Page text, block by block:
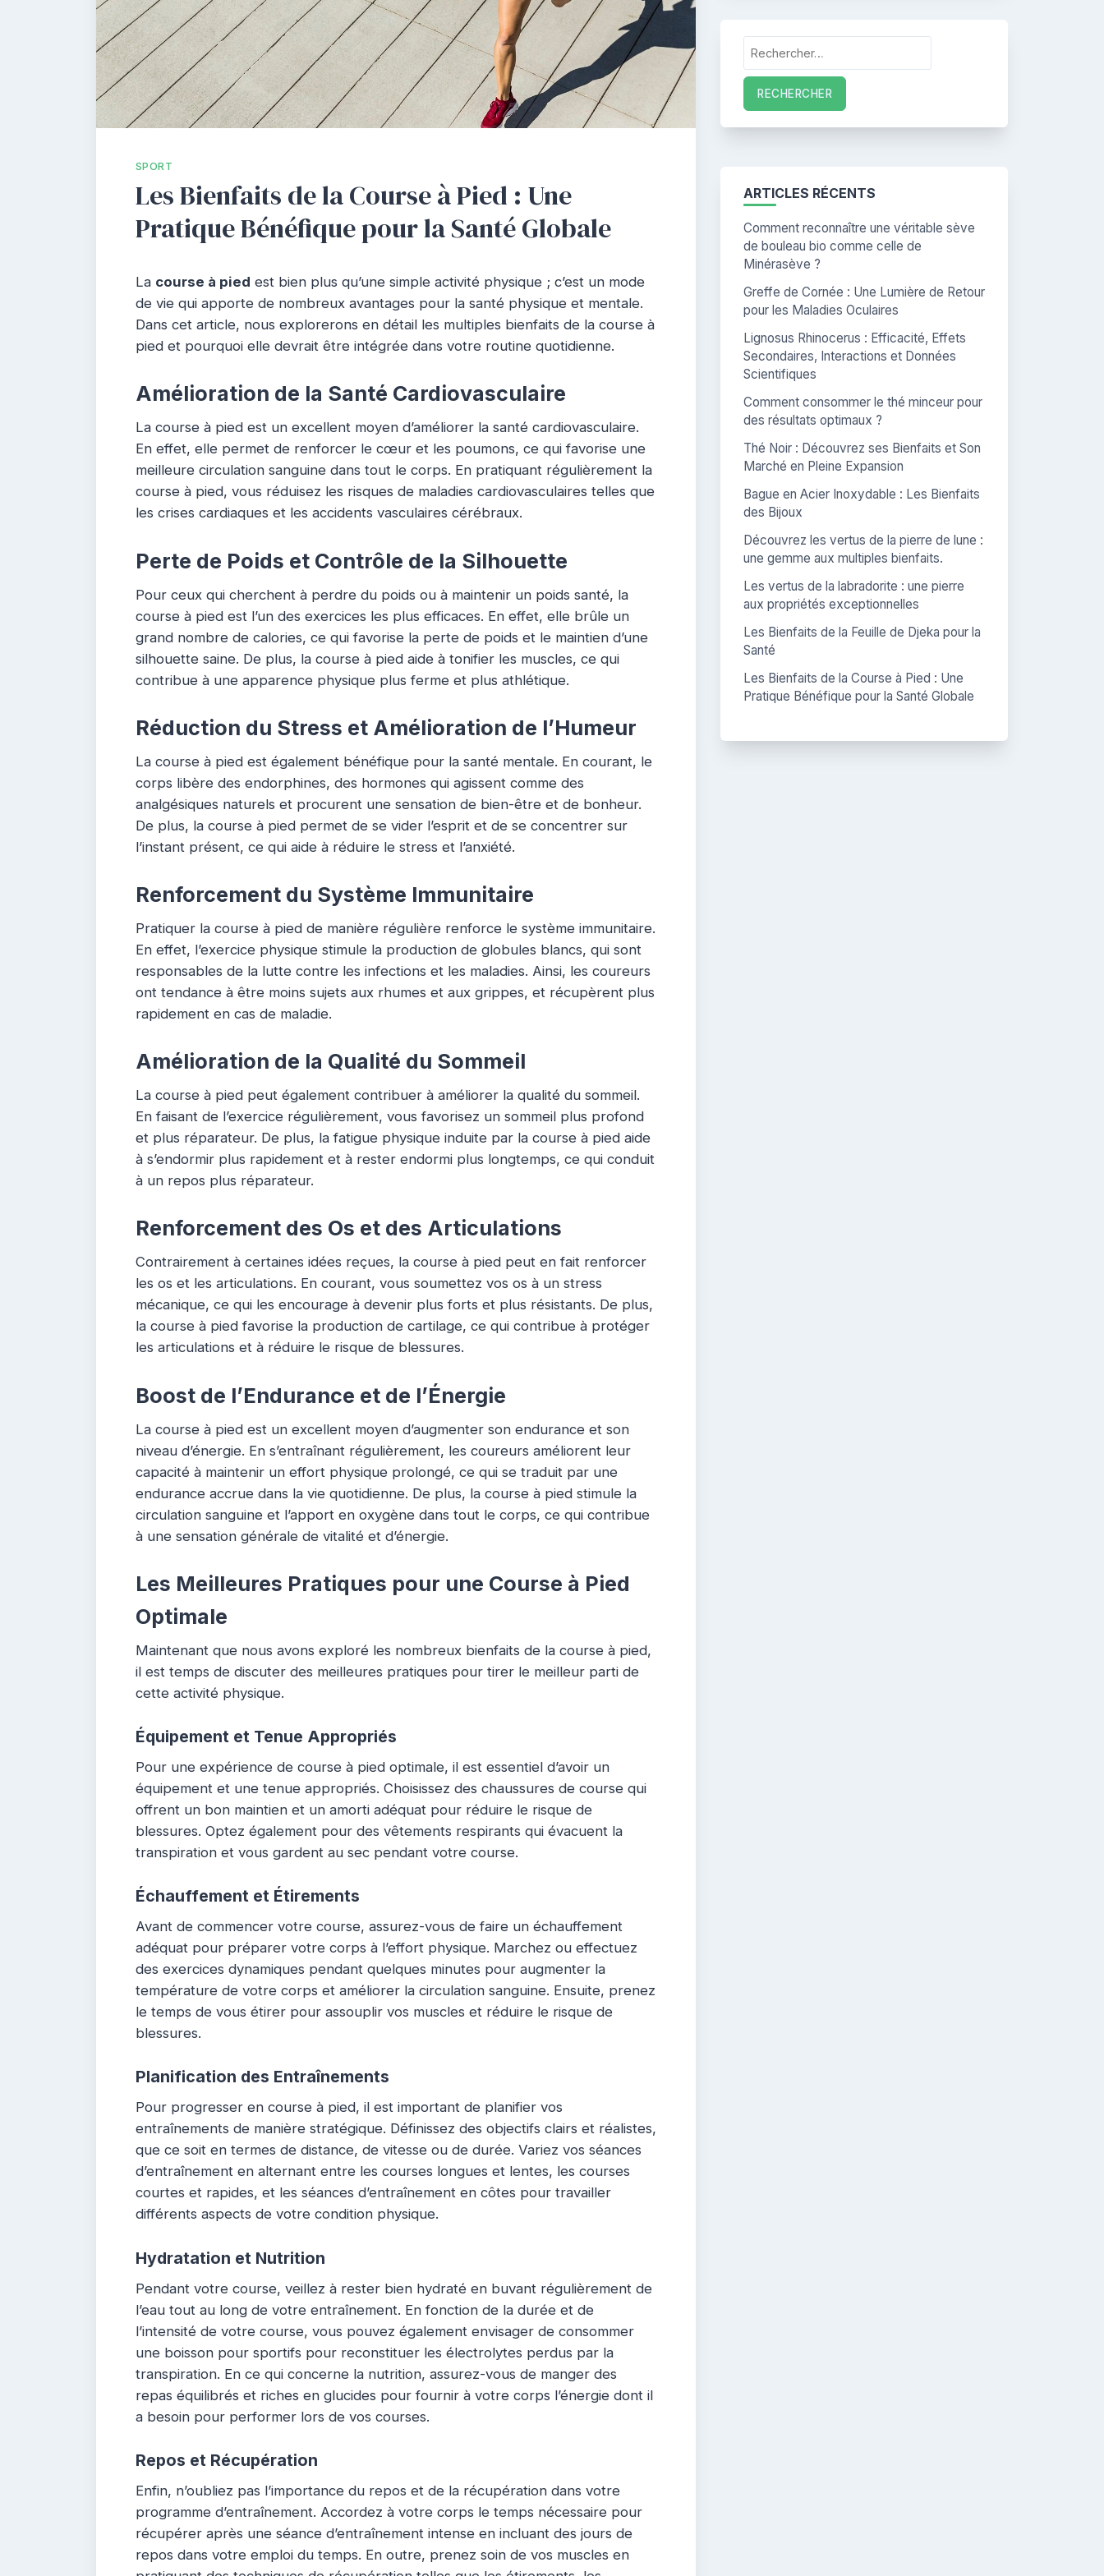
SPORT
Les Bienfaits de la Course à Pied : Une
Pratique Bénéfique pour la Santé Globale
La course à pied est bien plus qu’une simple activité physique ; c’est un mode
de vie qui apporte de nombreux avantages pour la santé physique et mentale.
Dans cet article, nous explorerons en détail les multiples bienfaits de la course à
pied et pourquoi elle devrait être intégrée dans votre routine quotidienne.
Amélioration de la Santé Cardiovasculaire
La course à pied est un excellent moyen d’améliorer la santé cardiovasculaire.
En effet, elle permet de renforcer le cœur et les poumons, ce qui favorise une
meilleure circulation sanguine dans tout le corps. En pratiquant régulièrement la
course à pied, vous réduisez les risques de maladies cardiovasculaires telles que
les crises cardiaques et les accidents vasculaires cérébraux.
Perte de Poids et Contrôle de la Silhouette
Pour ceux qui cherchent à perdre du poids ou à maintenir un poids santé, la
course à pied est l’un des exercices les plus efficaces. En effet, elle brûle un
grand nombre de calories, ce qui favorise la perte de poids et le maintien d’une
silhouette saine. De plus, la course à pied aide à tonifier les muscles, ce qui
contribue à une apparence physique plus ferme et plus athlétique.
Réduction du Stress et Amélioration de l’Humeur
La course à pied est également bénéfique pour la santé mentale. En courant, le
corps libère des endorphines, des hormones qui agissent comme des
analgésiques naturels et procurent une sensation de bien-être et de bonheur.
De plus, la course à pied permet de se vider l’esprit et de se concentrer sur
l’instant présent, ce qui aide à réduire le stress et l’anxiété.
Renforcement du Système Immunitaire
Pratiquer la course à pied de manière régulière renforce le système immunitaire.
En effet, l’exercice physique stimule la production de globules blancs, qui sont
responsables de la lutte contre les infections et les maladies. Ainsi, les coureurs
ont tendance à être moins sujets aux rhumes et aux grippes, et récupèrent plus
rapidement en cas de maladie.
Amélioration de la Qualité du Sommeil
La course à pied peut également contribuer à améliorer la qualité du sommeil.
En faisant de l’exercice régulièrement, vous favorisez un sommeil plus profond
et plus réparateur. De plus, la fatigue physique induite par la course à pied aide
à s’endormir plus rapidement et à rester endormi plus longtemps, ce qui conduit
à un repos plus réparateur.
Renforcement des Os et des Articulations
Contrairement à certaines idées reçues, la course à pied peut en fait renforcer
les os et les articulations. En courant, vous soumettez vos os à un stress
mécanique, ce qui les encourage à devenir plus forts et plus résistants. De plus,
la course à pied favorise la production de cartilage, ce qui contribue à protéger
les articulations et à réduire le risque de blessures.
Boost de l’Endurance et de l’Énergie
La course à pied est un excellent moyen d’augmenter son endurance et son
niveau d’énergie. En s’entraînant régulièrement, les coureurs améliorent leur
capacité à maintenir un effort physique prolongé, ce qui se traduit par une
endurance accrue dans la vie quotidienne. De plus, la course à pied stimule la
circulation sanguine et l’apport en oxygène dans tout le corps, ce qui contribue
à une sensation générale de vitalité et d’énergie.
Les Meilleures Pratiques pour une Course à Pied
Optimale
Maintenant que nous avons exploré les nombreux bienfaits de la course à pied,
il est temps de discuter des meilleures pratiques pour tirer le meilleur parti de
cette activité physique.
Équipement et Tenue Appropriés
Pour une expérience de course à pied optimale, il est essentiel d’avoir un
équipement et une tenue appropriés. Choisissez des chaussures de course qui
offrent un bon maintien et un amorti adéquat pour réduire le risque de
blessures. Optez également pour des vêtements respirants qui évacuent la
transpiration et vous gardent au sec pendant votre course.
Échauffement et Étirements
Avant de commencer votre course, assurez-vous de faire un échauffement
adéquat pour préparer votre corps à l’effort physique. Marchez ou effectuez
des exercices dynamiques pendant quelques minutes pour augmenter la
température de votre corps et améliorer la circulation sanguine. Ensuite, prenez
le temps de vous étirer pour assouplir vos muscles et réduire le risque de
blessures.
Planification des Entraînements
Pour progresser en course à pied, il est important de planifier vos
entraînements de manière stratégique. Définissez des objectifs clairs et réalistes,
que ce soit en termes de distance, de vitesse ou de durée. Variez vos séances
d’entraînement en alternant entre les courses longues et lentes, les courses
courtes et rapides, et les séances d’entraînement en côtes pour travailler
différents aspects de votre condition physique.
Hydratation et Nutrition
Pendant votre course, veillez à rester bien hydraté en buvant régulièrement de
l’eau tout au long de votre entraînement. En fonction de la durée et de
l’intensité de votre course, vous pouvez également envisager de consommer
une boisson pour sportifs pour reconstituer les électrolytes perdus par la
transpiration. En ce qui concerne la nutrition, assurez-vous de manger des
repas équilibrés et riches en glucides pour fournir à votre corps l’énergie dont il
a besoin pour performer lors de vos courses.
Repos et Récupération
Enfin, n’oubliez pas l’importance du repos et de la récupération dans votre
programme d’entraînement. Accordez à votre corps le temps nécessaire pour
récupérer après une séance d’entraînement intense en incluant des jours de
repos dans votre emploi du temps. En outre, prenez soin de vos muscles en
ARTICLES RÉCENTS
Comment reconnaître une véritable sève
de bouleau bio comme celle de
Minérasève ?
Greffe de Cornée : Une Lumière de Retour
pour les Maladies Oculaires
Lignosus Rhinocerus : Efficacité, Effets
Secondaires, Interactions et Données
Scientifiques
Comment consommer le thé minceur pour
des résultats optimaux ?
Thé Noir : Découvrez ses Bienfaits et Son
Marché en Pleine Expansion
Bague en Acier Inoxydable : Les Bienfaits
des Bijoux
Découvrez les vertus de la pierre de lune :
une gemme aux multiples bienfaits.
Les vertus de la labradorite : une pierre
aux propriétés exceptionnelles
Les Bienfaits de la Feuille de Djeka pour la
Santé
Les Bienfaits de la Course à Pied : Une
Pratique Bénéfique pour la Santé Globale